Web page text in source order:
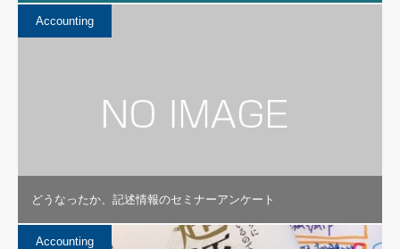
Accounting
どうなったか、記述情報のセミナーアンケート
Accounting